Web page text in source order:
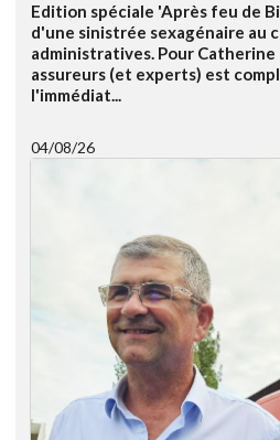
Edition spéciale 'Après feu de
d'une sinistrée sexagénaire au
administratives. Pour Catherine
assureurs (et experts) est
l'immédiat...
04/08/26